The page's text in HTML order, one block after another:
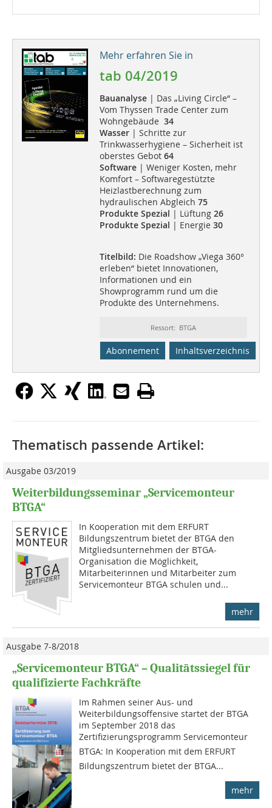
Mehr erfahren Sie in
tab 04/2019
Bauanalyse| Das „Living Circle“ –
Vom Thyssen Trade Center zum
Wohngebäude 34
Wasser| Schritte zur
Trinkwasserhygiene – Sicherheit ist
oberstes Gebot 64
Software| Weniger Kosten, mehr
Komfort – Softwaregestützte
Heizlastberechnung zum
hydraulischen Abgleich 75
Produkte Spezial | Lüftung 26
Produkte Spezial | Energie 30
Titelbild: Die Roadshow „Viega 360°
erleben“ bietet Innovationen,
Informationen und ein
Showprogramm rund um die
Produkte des Unternehmens.
Ressort: BTGA
Abonnement Inhaltsverzeichnis
Thematisch passende Artikel:
Ausgabe 03/2019
Weiterbildungsseminar „Servicemonteur
BTGA“
In Kooperation mit dem ERFURT
Bildungszentrum bietet der BTGA den
Mitgliedsunternehmen der BTGA-
Organisation die Möglichkeit,
Mitarbeiterinnen und Mitarbeiter zum
Servicemonteur BTGA schulen und...
mehr
Ausgabe 7-8/2018
„Servicemonteur BTGA“ – Qualitätssiegel für
qualifizierte Fachkräfte
Im Rahmen seiner Aus- und
Weiterbildungsoffensive startet der BTGA
im September 2018 das
Zertifizierungsprogramm Servicemonteur
BTGA: In Kooperation mit dem ERFURT
Bildungszentrum bietet der BTGA...
mehr